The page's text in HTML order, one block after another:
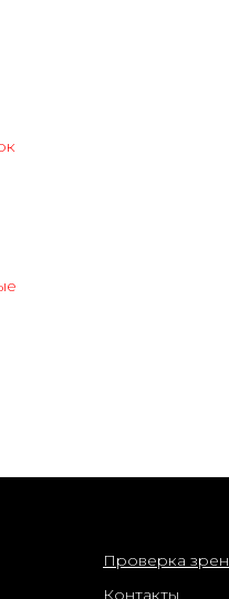
Проверка
Контакты